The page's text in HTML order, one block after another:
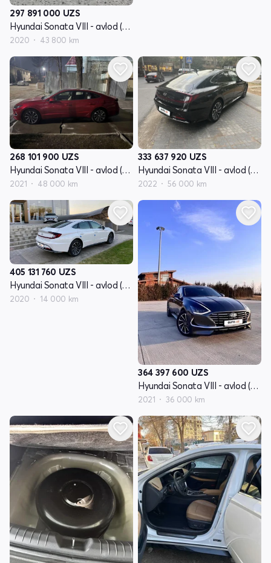
297 891 000 UZS
Hyundai Sonata VIII - avlod (DN8)
2020 43 800 km
268 101 900 UZS
Hyundai Sonata VIII - avlod (DN8)
2021 48 000 km
333 637 920 UZS
Hyundai Sonata VIII - avlod (DN8)
2022 56 000 km
405 131 760 UZS
Hyundai Sonata VIII - avlod (DN8)
2020 14 000 km
364 397 600 UZS
Hyundai Sonata VIII - avlod (DN8)
2021 36 000 km